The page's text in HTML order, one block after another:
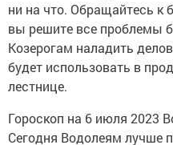
ни на что. Обращайтесь
вы решите все проблемы
Козерогам наладить
будет использовать в
лестнице.
Гороскоп на 6 июля 2023
Сегодня Водолеям лучше